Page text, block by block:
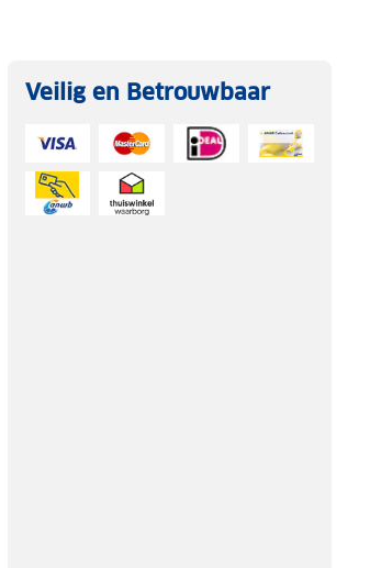
Veilig en Betrouwbaar